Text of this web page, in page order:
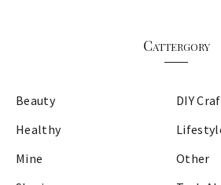
Cattergory
Beauty
DIY
Healthy
Mine
Other